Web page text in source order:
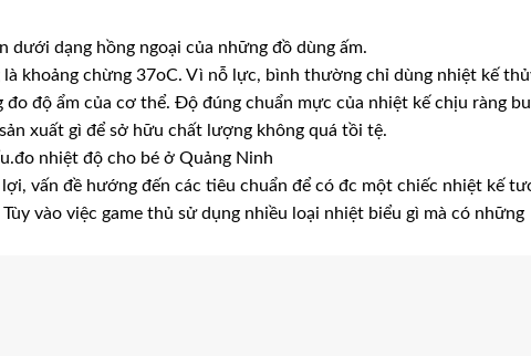
dưới dạng hồng ngoại của những đồ dùng ấm.
khoảng chừng 37oC. Vì nỗ lực, bình thường chỉ dùng nhiệt kế
độ ẩm của cơ thể. Độ đúng chuẩn mực của nhiệt kế chịu ràng
xuất gì để sở hữu chất lượng không quá tồi tệ.
nhiệt độ cho bé ở Quảng Ninh
vấn đề hướng đến các tiêu chuẩn để có đc một chiếc nhiệt kế
vào việc game thủ sử dụng nhiều loại nhiệt biểu gì mà có những